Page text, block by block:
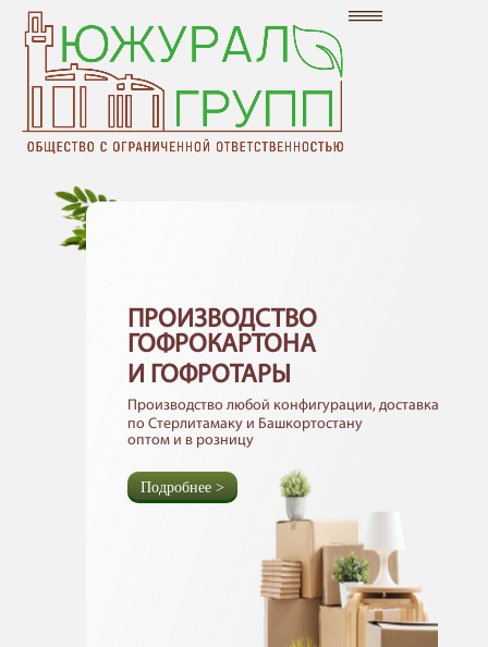
Включить/
Главная
Форма заказа
ПРОИЗВОДСТВО
ГОФРОКАРТОНА
И ГОФРОТАРЫ
Подробнее >
по Стерлитамаку и Башкортостану
оптом и в розницу
Производство любой конфигурации, доставка